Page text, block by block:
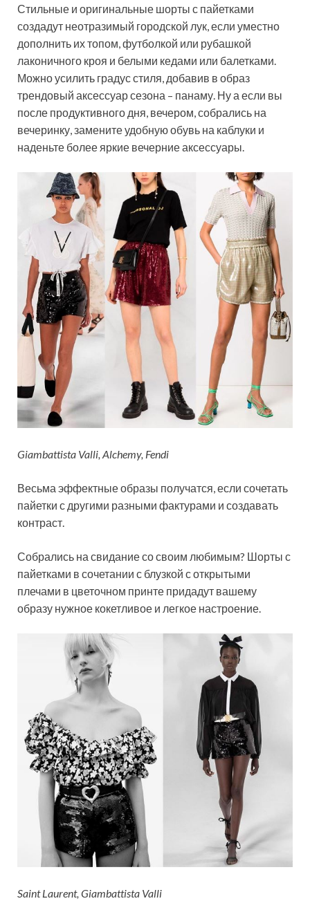
Стильные и оригинальные шорты с пайетками
создадут неотразимый городской лук, если уместно
дополнить их топом, футболкой или рубашкой
лаконичного кроя и белыми кедами или балетками.
Можно усилить градус стиля, добавив в образ
трендовый аксессуар сезона – панаму. Ну а если вы
после продуктивного дня, вечером, собрались на
вечеринку, замените удобную обувь на каблуки и
наденьте более яркие вечерние аксессуары.
Giambattista Valli, Alchemy, Fendi
Весьма эффектные образы получатся, если сочетать
пайетки с другими разными фактурами и создавать
контраст.
Собрались на свидание со своим любимым? Шорты с
пайетками в сочетании с блузкой с открытыми
плечами в цветочном принте придадут вашему
образу нужное кокетливое и легкое настроение.
Saint Laurent, Giambattista Valli